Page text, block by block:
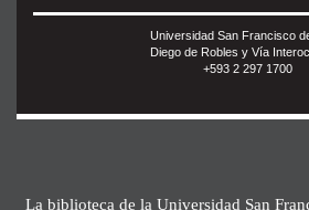
Universidad San Francisco
Diego de Robles y Vía
+593 2 297 1700
La biblioteca de la Universidad San